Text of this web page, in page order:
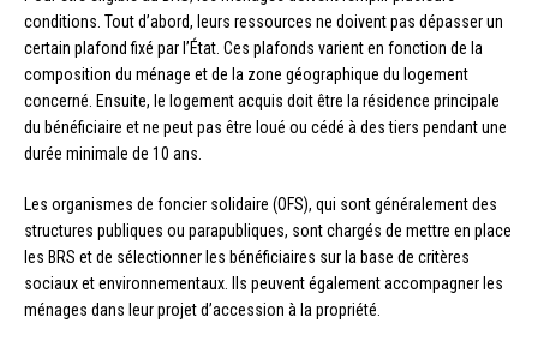
conditions. Tout d’abord, leurs ressources ne doivent pas dépasser un
certain plafond fixé par l’État. Ces plafonds varient en fonction de la
composition du ménage et de la zone géographique du logement
concerné. Ensuite, le logement acquis doit être la résidence principale
du bénéficiaire et ne peut pas être loué ou cédé à des tiers pendant une
durée minimale de 10 ans.
Les organismes de foncier solidaire (OFS), qui sont généralement des
structures publiques ou parapubliques, sont chargés de mettre en place
les BRS et de sélectionner les bénéficiaires sur la base de critères
sociaux et environnementaux. Ils peuvent également accompagner les
ménages dans leur projet d’accession à la propriété.